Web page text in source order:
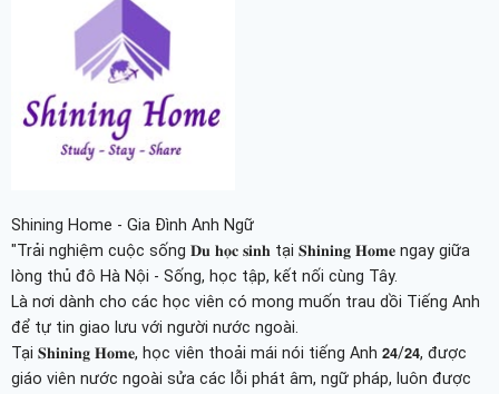
Shining Home - Gia Đình Anh Ngữ
"Trải nghiệm cuộc sống 𝐃𝐮 𝐡𝐨̣𝐜 𝐬𝐢𝐧𝐡 tại 𝐒𝐡𝐢𝐧𝐢𝐧𝐠 𝐇𝐨𝐦𝐞 ngay giữa
lòng thủ đô Hà Nội - Sống, học tập, kết nối cùng Tây.
Là nơi dành cho các học viên có mong muốn trau dồi Tiếng Anh
để tự tin giao lưu với người nước ngoài.
Tại 𝐒𝐡𝐢𝐧𝐢𝐧𝐠 𝐇𝐨𝐦𝐞, học viên thoải mái nói tiếng Anh 𝟮𝟰/𝟮𝟰, được
giáo viên nước ngoài sửa các lỗi phát âm, ngữ pháp, luôn được